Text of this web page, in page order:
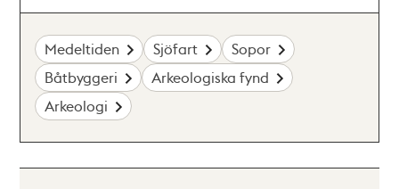
Medeltiden Sjöfart
Sopor
Båtbyggeri
Arkeologiska fynd
Arkeologi